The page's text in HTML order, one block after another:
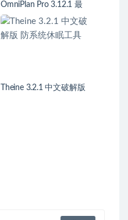
OmniPlan Pro 3.12.1 最
NB的项目管理流程软件
Theine 3.2.1 中文破解版